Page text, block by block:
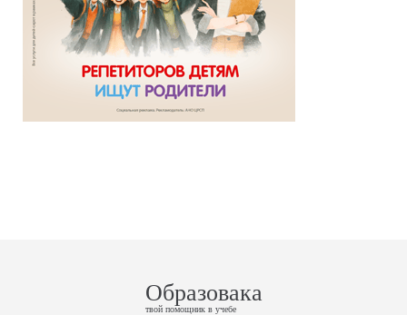
Образовака
твой помощник в учебе